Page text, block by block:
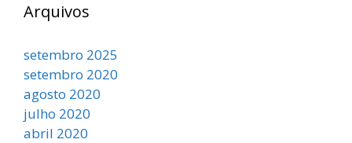
Arquivos
setembro 2025
setembro 2020
agosto 2020
julho 2020
abril 2020